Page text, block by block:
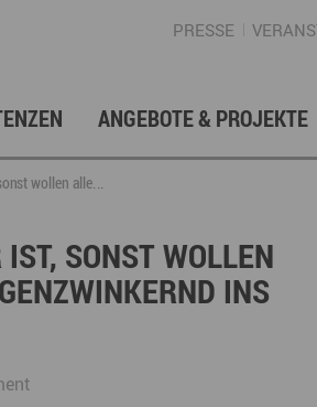
PRESSE
& Investition
Gewerbeflächen – Immobilien
Investition
Nachfolge
ANGEBOTE & PROJEKTE
Angebote für Lehrer
Regionale Koordination
wollen alle...
SONST WOLLEN
INS